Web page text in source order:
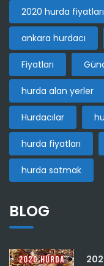
2020 hurda fiyatları
ankara hurdacı
Fiyatları
hurda alan yerler
Hurdacılar
hurda fiyatları
hurda satmak
BLOG